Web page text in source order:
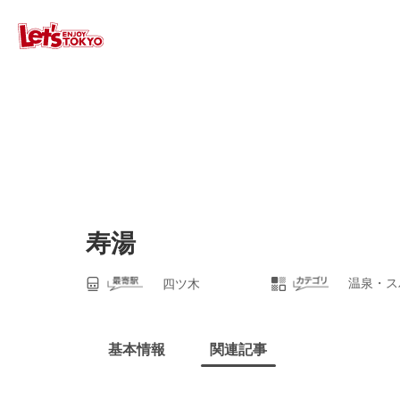
寿湯
四ツ木 温泉・
基本情報 関連記事